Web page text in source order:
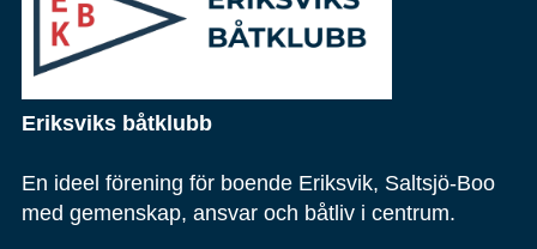
Eriksviks båtklubb
En ideel förening för boende Eriksvik, Saltsjö-Boo
med gemenskap, ansvar och båtliv i centrum.